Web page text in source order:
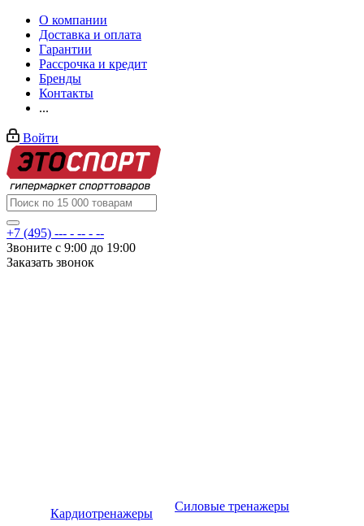
О компании
Доставка и оплата
Гарантии
Рассрочка и кредит
Бренды
Контакты
...
Войти
+7 (495) --- - -- - --
Звоните с 9:00 до 19:00
Заказать звонок
Кардиотренажеры
Силовые тренажеры